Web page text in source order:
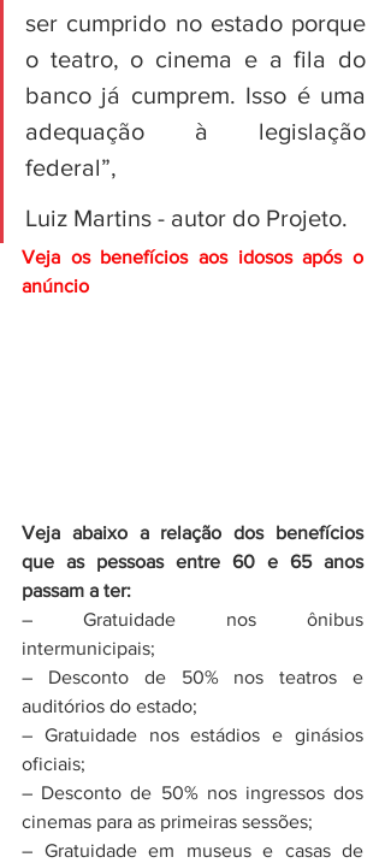
ser cumprido no estado porque
o teatro, o cinema e a fila do
banco já cumprem. Isso é uma
adequação à legislação
federal”,
Luiz Martins - autor do Projeto.
Veja os benefícios aos idosos após o
anúncio
Veja abaixo a relação dos benefícios
que as pessoas entre 60 e 65 anos
passam a ter:
– Gratuidade nos ônibus
intermunicipais;
– Desconto de 50% nos teatros e
auditórios do estado;
– Gratuidade nos estádios e ginásios
oficiais;
– Desconto de 50% nos ingressos dos
cinemas para as primeiras sessões;
– Gratuidade em museus e casas de